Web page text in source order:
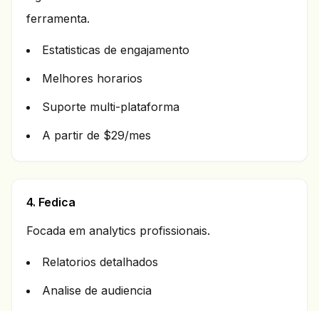
ferramenta.
Estatisticas de engajamento
Melhores horarios
Suporte multi-plataforma
A partir de $29/mes
4. Fedica
Focada em analytics profissionais.
Relatorios detalhados
Analise de audiencia